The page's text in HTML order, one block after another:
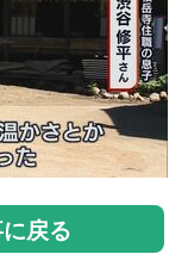
戻る